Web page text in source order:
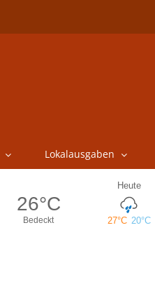
Lokalausgaben